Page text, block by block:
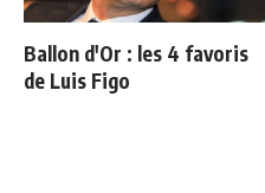
Ballon d'Or : les 4 favoris
de Luis Figo